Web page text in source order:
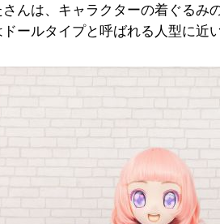
さんは、キャラクターの着ぐるみ
ドールタイプと呼ばれる人型に近